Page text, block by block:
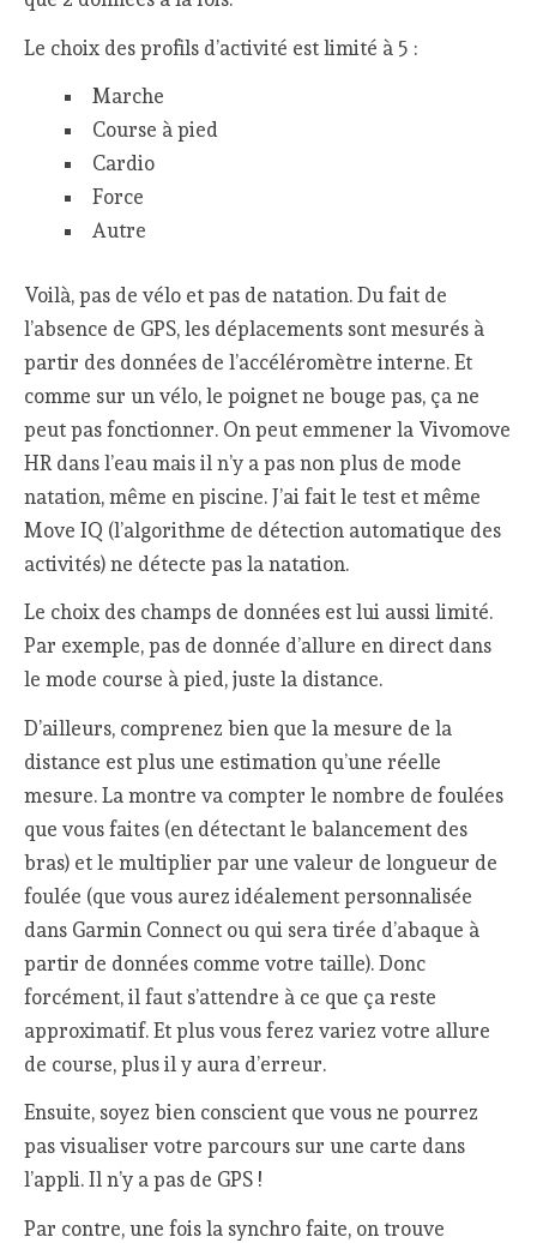
Le choix des profils d’activité est limité à 5 :
Marche
Course à pied
Cardio
Force
Autre
Voilà, pas de vélo et pas de natation. Du fait de
l’absence de GPS, les déplacements sont mesurés à
partir des données de l’accéléromètre interne. Et
comme sur un vélo, le poignet ne bouge pas, ça ne
peut pas fonctionner. On peut emmener la Vivomove
HR dans l’eau mais il n’y a pas non plus de mode
natation, même en piscine. J’ai fait le test et même
Move IQ (l’algorithme de détection automatique des
activités) ne détecte pas la natation.
Le choix des champs de données est lui aussi limité.
Par exemple, pas de donnée d’allure en direct dans
le mode course à pied, juste la distance.
D’ailleurs, comprenez bien que la mesure de la
distance est plus une estimation qu’une réelle
mesure. La montre va compter le nombre de foulées
que vous faites (en détectant le balancement des
bras) et le multiplier par une valeur de longueur de
foulée (que vous aurez idéalement personnalisée
dans Garmin Connect ou qui sera tirée d’abaque à
partir de données comme votre taille). Donc
forcément, il faut s’attendre à ce que ça reste
approximatif. Et plus vous ferez variez votre allure
de course, plus il y aura d’erreur.
Ensuite, soyez bien conscient que vous ne pourrez
pas visualiser votre parcours sur une carte dans
l’appli. Il n’y a pas de GPS !
Par contre, une fois la synchro faite, on trouve